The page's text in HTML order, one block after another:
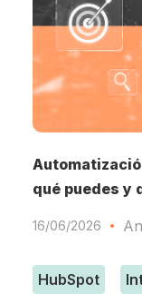
qué puedes y
16/06/2026
HubSpot